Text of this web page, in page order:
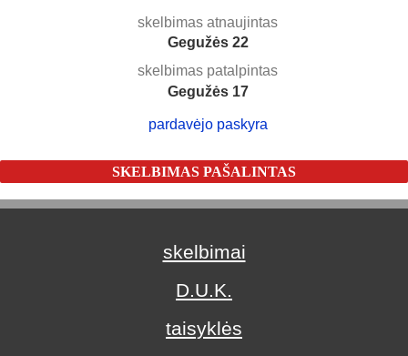
skelbimas atnaujintas
Gegužės 22
skelbimas patalpintas
Gegužės 17
pardavėjo paskyra
SKELBIMAS PAŠALINTAS
skelbimai
D.U.K.
taisyklės